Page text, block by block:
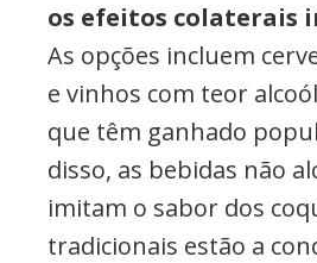
os efeitos colaterais
As opções incluem
e vinhos com teor
que têm ganhado
disso, as bebidas não
imitam o sabor dos
tradicionais estão a